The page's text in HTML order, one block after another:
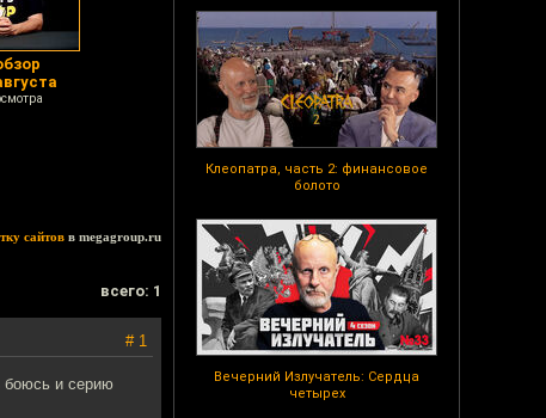
Клеопатра, часть 2: финансовое
болото
Вечерний Излучатель: Сердца
четырех
сайтов в megagroup.ru
всего: 1
# 1
боюсь и серию